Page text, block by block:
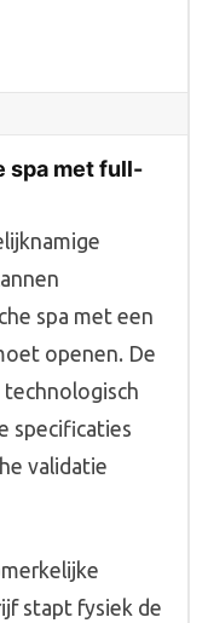
spa met full-
spa met een
openen. De
technologisch
specificaties
validatie
stapt fysiek de